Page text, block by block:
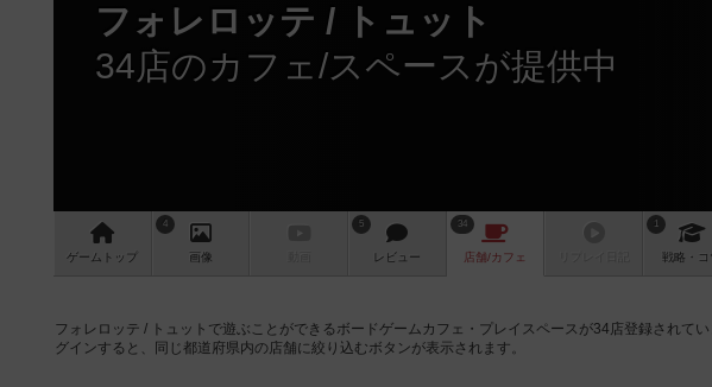
フォレロッテ / トュット
34店のカフェ/スペースが提供中
ゲーム トップ
4
画像
5
レビュー
34
店舗/カフェ
1
戦略 ・
フォレロッテ / トュットで遊ぶことができるボードゲームカフェ・プレイスペースが34店登録されて
グインすると、同じ都道府県内の店舗に絞り込むボタンが表示されます。